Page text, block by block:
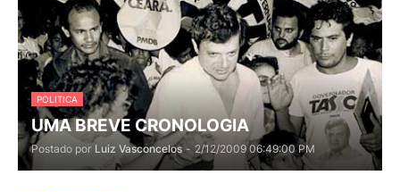
POLITICA
UMA BREVE CRONOLOGIA
Postado por Luiz Vasconcelos - 2/12/2009 06:49:00 PM